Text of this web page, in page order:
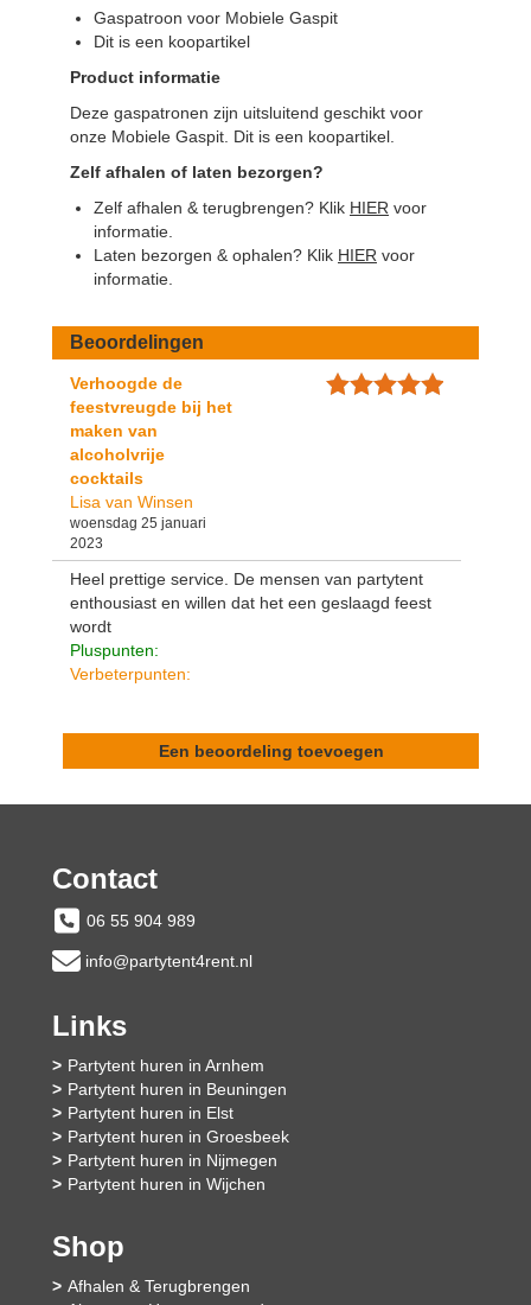
Gaspatroon voor Mobiele Gaspit
Dit is een koopartikel
Product informatie
Deze gaspatronen zijn uitsluitend geschikt voor
onze Mobiele Gaspit. Dit is een koopartikel.
Zelf afhalen of laten bezorgen?
Zelf afhalen & terugbrengen? Klik HIER voor
informatie.
Laten bezorgen & ophalen? Klik HIER voor
informatie.
Beoordelingen
Verhoogde de
feestvreugde bij het
maken van
alcoholvrije
cocktails
Lisa van Winsen
woensdag 25 januari
2023
Heel prettige service. De mensen van partytent
enthousiast en willen dat het een geslaagd feest
wordt
Pluspunten:
Verbeterpunten:
Een beoordeling toevoegen
Contact
06 55 904 989
info@partytent4rent.nl
Links
Partytent huren in Arnhem
Partytent huren in Beuningen
Partytent huren in Elst
Partytent huren in Groesbeek
Partytent huren in Nijmegen
Partytent huren in Wijchen
Shop
Afhalen & Terugbrengen